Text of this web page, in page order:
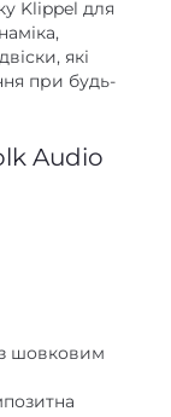
які
при будь-
Audio
шовковим
підвісом